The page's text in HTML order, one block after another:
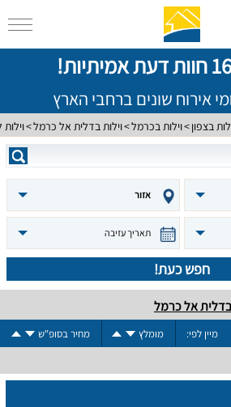
בצפון וילות בכרמל וילות בדלית אל כרמל וילות
אזור
תאריך עזיבה
חפש כעת!
בדלית אל כרמל
מיין לפי: מומלץ מחיר בסופ"ש